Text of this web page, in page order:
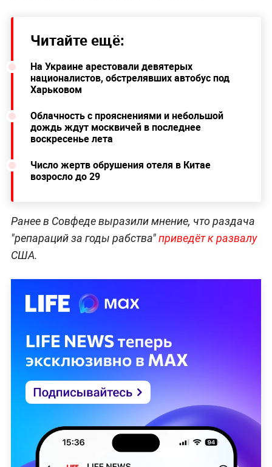
Читайте ещё:
На Украине арестовали девятерых
националистов, обстрелявших автобус под
Харьковом
Облачность с прояснениями и небольшой
дождь ждут москвичей в последнее
воскресенье лета
Число жертв обрушения отеля в Китае
возросло до 29
Ранее в Совфеде выразили мнение, что раздача
"репараций за годы рабства"приведёт к развалу
США.